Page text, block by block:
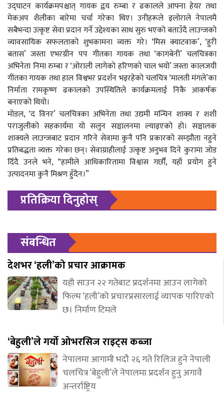
उद्घाटन कार्यक्रमपश्चात् गायक द्वय रुम्बा र ढकालले आफ्ना हेयर तथा
मेकअप शैलीका बारेमा चर्चा गरेका थिए। उनीहरूले इलोराले नेपालमै
सबैभन्दा उत्कृष्ट सेवा प्रदान गर्ने उद्देश्यका साथ सुरु भएको बताउँदै लाउन्जको
व्यावसायिक सफलताको शुभकामना व्यक्त गरे। ‘मिस क्याटवाक’, ‘हुरी
बतास’ जस्ता एभरग्रीन पप गीतका गायक तथा ‘कागबेनी’ चलचित्रका
अभिनेता निमा रुम्बा र ‘ओराली लागेको हरिणको चाल भयो’ जस्ता कालजयी
गीतका गायक तथा हाल विश्वभर प्रदर्शन भइरहेको चलचित्र ‘मालती मंगले’का
निर्माता रामकृष्ण ढकालको उपस्थितिले कार्यक्रमलाई निकै आकर्षक
बनाएको थियो।
मोडल, ‘द विनर’ चलचित्रका अभिनेता तथा उद्यमी मन्चिन शाक्य र शशी
पराजुलीको सहकार्यमा यो सलुन सञ्चालनमा ल्याइएको हो। सञ्चालक
शाक्यले लाउन्जबाट प्रदान गरिने सेवामा कुनै पनि प्रकारको सम्झौता नहुने
प्रतिबद्धता व्यक्त गरेका छन्। सेवाग्राहीलाई उत्कृष्ट अनुभव दिने कुरामा जोड
दिँदै उनले भने, “हामीले आधिकारितामा विश्वास गर्छौँ, यहाँ प्रयोग हुने
उत्पादनमा कुनै मिश्रण हुँदैन।”
प्रतिक्रिया दिनुहोस्
संबन्धित
देशभर ‘हली’को प्रचार आक्रामक
यही साउन २२ गतेबाट प्रदर्शनमा आउन लागेको
फिल्म ‘हली’को प्रचारप्रसारलाई व्यापक पारिएको
छ। निर्माण टिमले
‘बेहुली’ले गर्यो ओभरसिज राइट्स कब्जा
नेपालमा आगामी भदौ २६ गते रिलिज हुने नेपाली
चलचित्र ‘बेहुली’ले नेपालमा प्रदर्शन हुनु अगावै
अन्तर्राष्ट्रिय